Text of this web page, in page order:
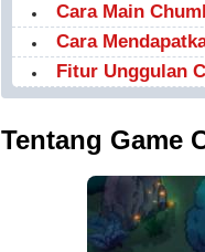
Cara Main
Cara
Fitur Unggulan
Tentang Game